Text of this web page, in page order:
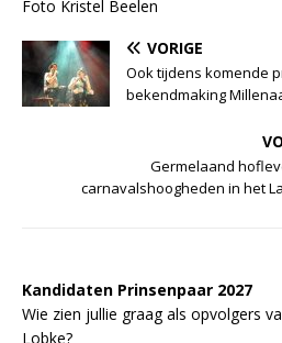
Foto Kristel Beelen
VORIGE
Ook tijdens komende
bekendmaking
Germelaand
carnavalshoogheden in het
Kandidaten Prinsenpaar 2027
Wie zien jullie graag als opvolgers
Lobke?